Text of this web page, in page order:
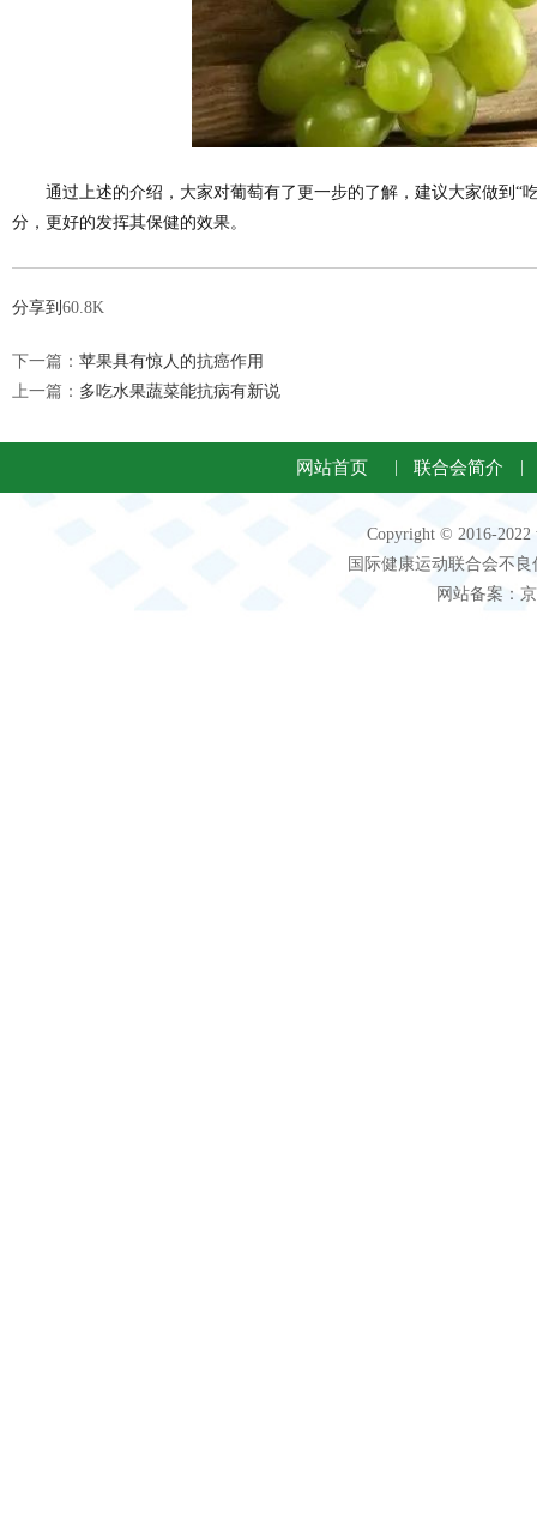
通过上述的介绍，大家对葡萄有了更一步的了解，建议大家做到“
分，更好的发挥其保健的效果。
分享到 60.8K
下一篇： 苹果具有惊人的抗癌作用
上一篇： 多吃水果蔬菜能抗病有新说
网站首页 联合会简介
Copyright © 2016-
国际健康运动联合会不
网站备案：